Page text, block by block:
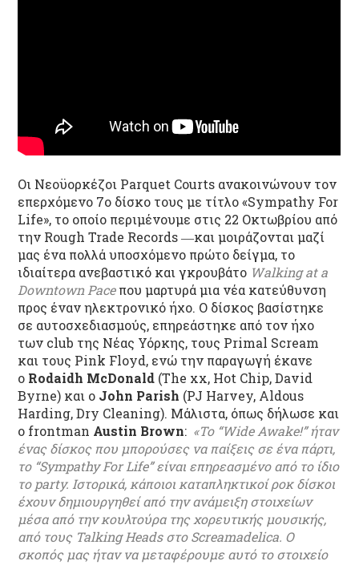
Οι Νεοϋορκέζοι Parquet Courts ανακοινώνουν τον
επερχόμενο 7ο δίσκο τους με τίτλο «Sympathy For
Life», το οποίο περιμένουμε στις 22 Οκτωβρίου από
την Rough Trade Records ―και μοιράζονται μαζί
μας ένα πολλά υποσχόμενο πρώτο δείγμα, το
ιδιαίτερα ανεβαστικό και γκρουβάτο Walking at a
Downtown Paceπου μαρτυρά μια νέα κατεύθυνση
προς έναν ηλεκτρονικό ήχο. Ο δίσκος βασίστηκε
σε αυτοσχεδιασμούς, επηρεάστηκε από τον ήχο
των club της Νέας Υόρκης, τους Primal Scream
και τους Pink Floyd, ενώ την παραγωγή έκανε
ο Rodaidh McDonald (The xx, Hot Chip, David
Byrne) και ο John Parish (PJ Harvey, Aldous
Harding, Dry Cleaning). Μάλιστα, όπως δήλωσε και
ο frontman Austin Brown: «Το “Wide Awake!” ήταν
ένας δίσκος που μπορούσες να παίξεις σε ένα πάρτι,
το “Sympathy For Life” είναι επηρεασμένο από το ίδιο
το party. Ιστορικά, κάποιοι καταπληκτικοί ροκ δίσκοι
έχουν δημιουργηθεί από την ανάμειξη στοιχείων
μέσα από την κουλτούρα της χορευτικής μουσικής,
από τους Talking Heads στο Screamadelica. Ο
σκοπός μας ήταν να μεταφέρουμε αυτό το στοιχείο